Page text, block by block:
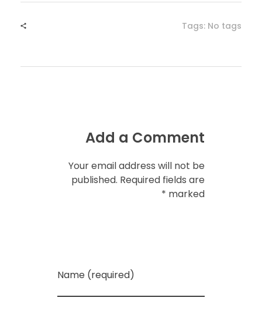
ا
Tags: No tags
Add a Comment
Your email address will not be
published. Required fields are
marked *
Name (required)